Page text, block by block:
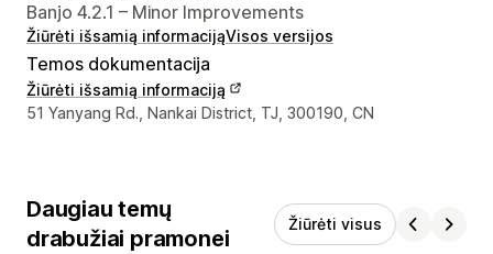
Banjo 4.2.1 – Minor Improvements
Žiūrėti išsamią informacijąVisos versijos
Temos dokumentacija
Žiūrėti išsamią informaciją
Kūrėjo kontaktiniai duomenys
51 Yanyang Rd., Nankai District, TJ, 300190, CN
Daugiau temų
drabužiai pramonei
Žiūrėti visus